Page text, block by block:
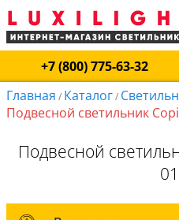
+7 (800) 775-63-32
Главная / Каталог/
Подвесной светильник
Подвесной